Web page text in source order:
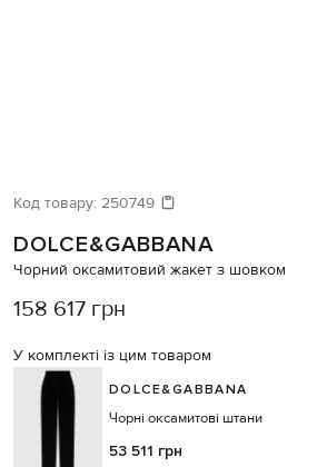
Код товару: 250749
DOLCE&GABBANA
Чорний оксамитовий жакет з шовком
158 617 грн
У комплекті із цим товаром
DOLCE&GABBANA
Чорні оксамитові штани
53 511 грн